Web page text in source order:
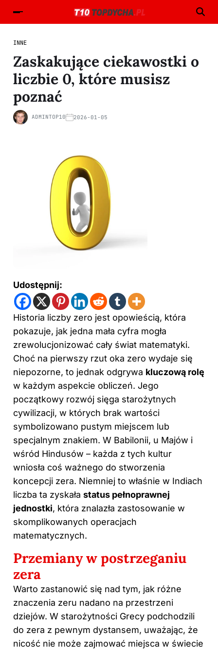
INNE
Zaskakujące ciekawostki o
liczbie 0, które musisz
poznać
ADMINTOP10 2026-01-05
Udostępnij:
Historia liczby zero jest opowieścią, która
pokazuje, jak jedna mała cyfra mogła
zrewolucjonizować cały świat matematyki.
Choć na pierwszy rzut oka zero wydaje się
niepozorne, to jednak odgrywa kluczową rolę
w każdym aspekcie obliczeń. Jego
początkowy rozwój sięga starożytnych
cywilizacji, w których brak wartości
symbolizowano pustym miejscem lub
specjalnym znakiem. W Babilonii, u Majów i
wśród Hindusów – każda z tych kultur
wniosła coś ważnego do stworzenia
koncepcji zera. Niemniej to właśnie w Indiach
liczba ta zyskała status pełnoprawnej
jednostki, która znalazła zastosowanie w
skomplikowanych operacjach
matematycznych.
Przemiany w postrzeganiu
zera
Warto zastanowić się nad tym, jak różne
znaczenia zeru nadano na przestrzeni
dziejów. W starożytności Grecy podchodzili
do zera z pewnym dystansem, uważając, że
nicość nie może zajmować miejsca w świecie